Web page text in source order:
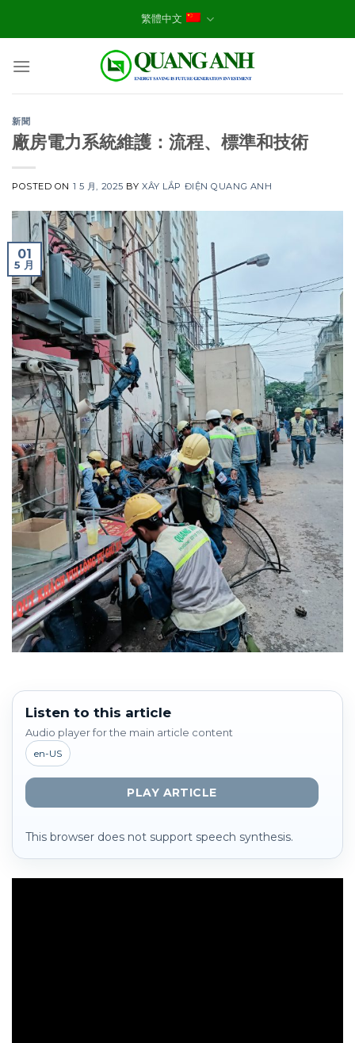
繁體中文
新聞
廠房電力系統維護：流程、標準和技術
POSTED ON 1 5 月, 2025 BYXÂY LẮP ĐIỆN QUANG ANH
01
5 月
Listen to this article
Audio player for the main article content
en-US
PLAY ARTICLE
This browser does not support speech synthesis.